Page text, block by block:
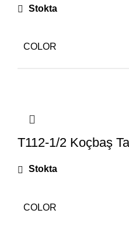
Stokta
COLOR
T112-1/2 Koçbaş
Stokta
COLOR